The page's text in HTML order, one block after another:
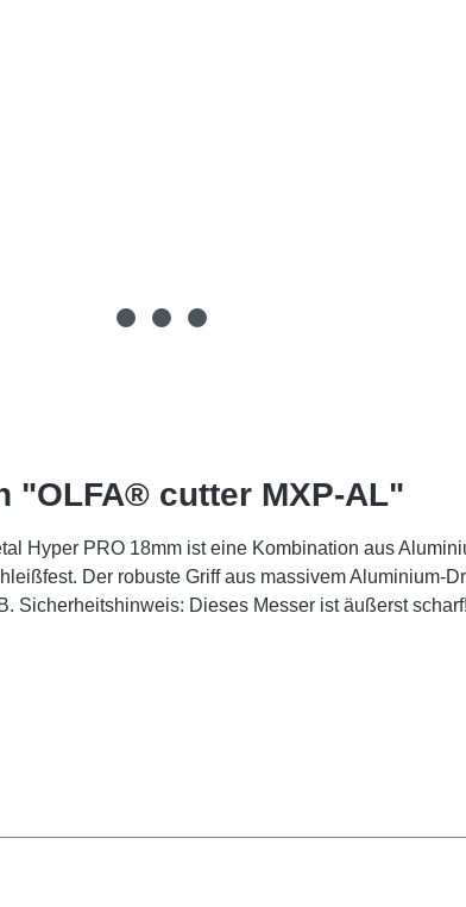
"OLFA® cutter MXP-AL"
Hyper PRO 18mm ist eine Kombination aus
Der robuste Griff aus massivem
Sicherheitshinweis: Dieses Messer ist äußerst